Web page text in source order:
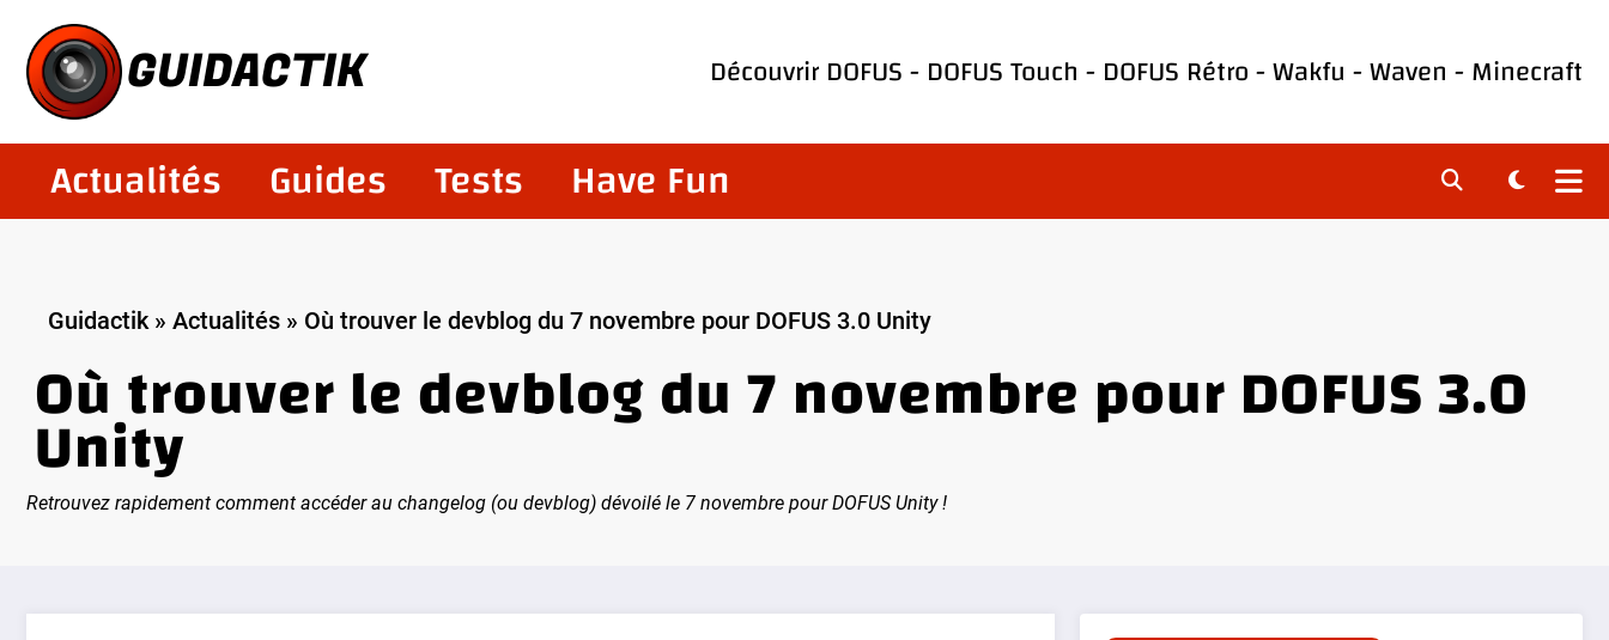
contenu
GUIDACTIK DécouvrirDOFUS-DOFUS Touch-DOFUS Rétro-Wakfu-Waven-Minecraft
Actualités Guides Tests Have Fun
Guidactik» Actualités » Où trouver le devblog du 7 novembre pour DOFUS 3.0 Unity
Où trouver le devblog du 7 novembre pour DOFUS 3.0
Unity
Retrouvez rapidement comment accéder au changelog (ou devblog) dévoilé le 7 novembre pour DOFUS Unity !